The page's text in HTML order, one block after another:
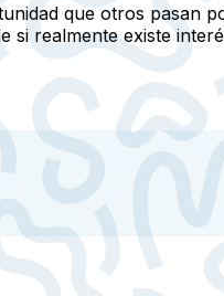
que otros pasan
si realmente existe